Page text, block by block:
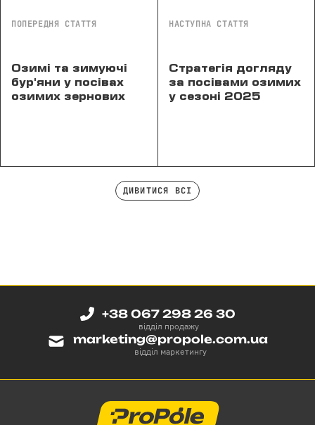
ПОПЕРЕДНЯ СТАТТЯ
Озимі та зимуючі
бур'яни у посівах
озимих зернових
НАСТУПНА СТАТТЯ
Стратегія догляду
за посівами озимих
у сезоні 2025
ДИВИТИСЯ ВСІ
+38 067 298 26 30
відділ продажу
marketing@propole.com.ua
відділ маркетингу